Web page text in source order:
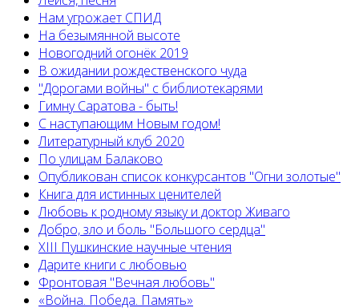
Нам угрожает СПИД
На безымянной высоте
Новогодний огонёк 2019
В ожидании рождественского чуда
"Дорогами войны" с библиотекарями
Гимну Саратова - быть!
С наступающим Новым годом!
Литературный клуб 2020
По улицам Балаково
Опубликован список конкурсантов "Огни золотые"
Книга для истинных ценителей
Любовь к родному языку и доктор Живаго
Добро, зло и боль "Большого сердца"
XIII Пушкинские научные чтения
Дарите книги с любовью
Фронтовая "Вечная любовь"
«Война. Победа. Память»